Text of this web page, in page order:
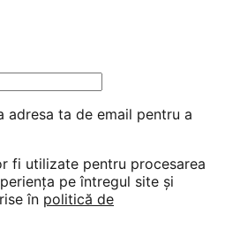
adresa ta de email pentru a
fi utilizate pentru procesarea
pe întregul site și
în politică de